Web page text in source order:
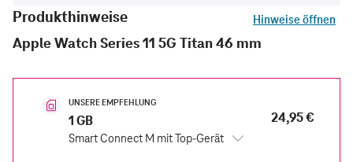
Produkthinweise
Hinweise öffnen
Apple Watch Series 11 5G Titan 46 mm
UNSERE EMPFEHLUNG
1 GB
Smart Connect M mit Top-Gerät
24,95 €